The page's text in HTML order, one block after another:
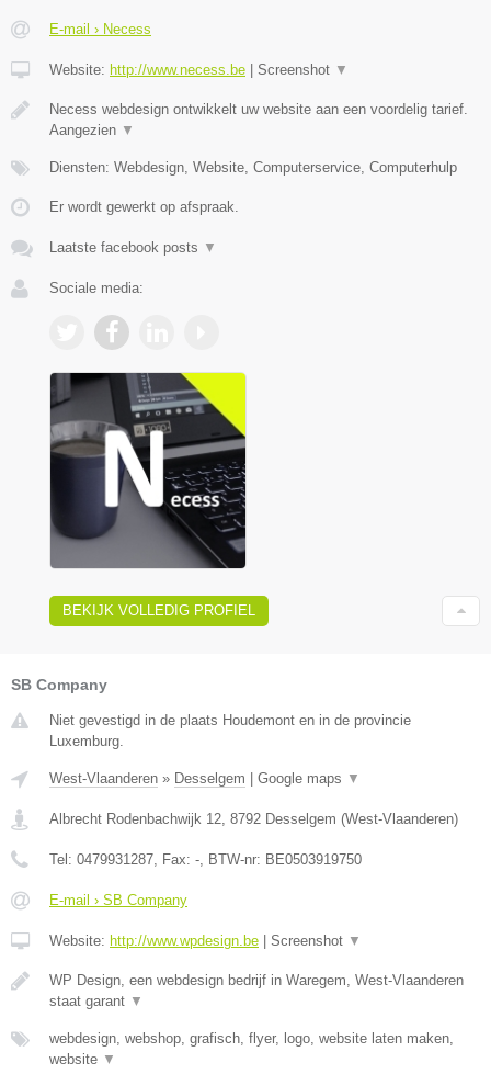
E-mail › Necess
Website: http://www.necess.be Screenshot ▼
Necess webdesign ontwikkelt uw website aan een voordelig tarief.
Aangezien ▼
Diensten: Webdesign, Website, Computerservice, Computerhulp
Er wordt gewerkt op afspraak.
Laatste facebook posts ▼
Sociale media:
BEKIJK VOLLEDIG PROFIEL
SB Company
Niet gevestigd in de plaats Houdemont en in de provincie
Luxemburg.
West-Vlaanderen » Desselgem Google maps ▼
Albrecht Rodenbachwijk 12, 8792 Desselgem (West-Vlaanderen)
Tel: 0479931287, Fax: -, BTW-nr: BE0503919750
E-mail › SB Company
Website: http://www.wpdesign.be Screenshot ▼
WP Design, een webdesign bedrijf in Waregem, West-Vlaanderen
staat garant ▼
webdesign, webshop, grafisch, flyer, logo, website laten maken,
website ▼